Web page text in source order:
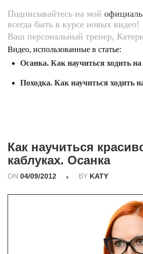
Подписывайтесь на мой
всегда быть в курсе новых видео!
Ваш персональный тренер,
Видео, использованные в статье:
Осанка. Как научиться ходить
Походка. Как научиться ходить
Как научиться
каблуках. Осанка
ON 04/09/2012 BY KATY